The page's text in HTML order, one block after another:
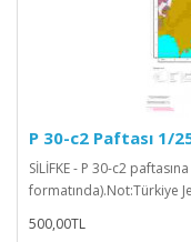
P 30-c2 Paftası 1/
SİLİFKE - P 30-c2
formatında).Not:Türkiye
500,00TL